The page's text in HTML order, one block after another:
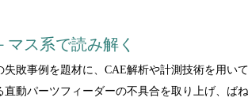
ス系で読み解く
敗事例を題材に、CAE解析や計測技術を用い
動パーツフィーダーの不具合を取り上げ、ば